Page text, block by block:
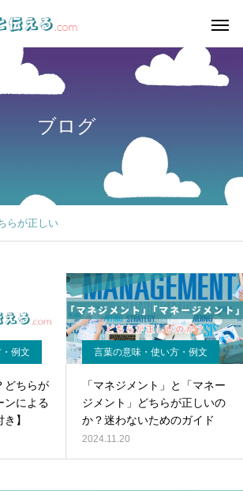
ブログ
らが正しい
例文
どちらが
ンによる
】
言葉の意味・使い方・例文
「マネジメント」と「マネー
ジメント」どちらが正しいの
か？迷わないためのガイド
2024.11.20